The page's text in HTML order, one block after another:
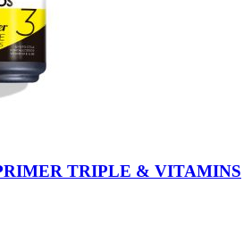
TRIPLE & VITAMINS